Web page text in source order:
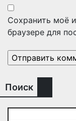
Сохранить моё
браузере для
Поиск